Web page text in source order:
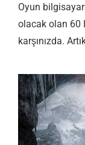
Oyun
olacak olan 60
karşınızda.